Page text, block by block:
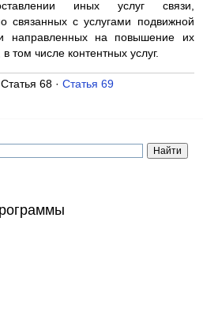
иных услуг связи,
связанных с услугами подвижной
направленных на повышение их
том числе контентных услуг.
68 · Статья 69